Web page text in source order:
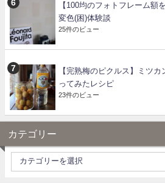
【100均のフォトフレーム額
変色(困)体験談
25件のビュー
【完熟梅のピクルス】ミツ
ってみたレシピ
23件のビュー
カテゴリー